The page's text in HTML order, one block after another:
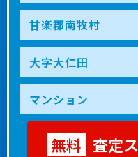
査定